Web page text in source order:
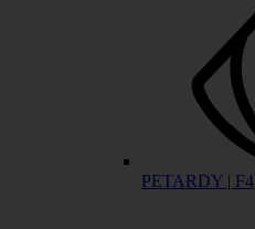
PETARDY | F4